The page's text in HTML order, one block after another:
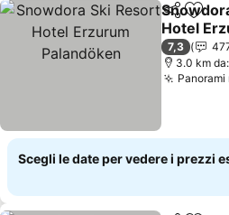
Condividi
Hotel
Scopri i
7,3
3.0 km
Scegli le date per vedere i prezzi